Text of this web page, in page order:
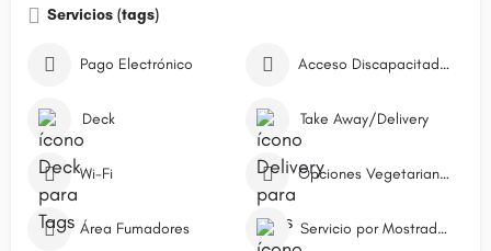
Servicios (tags)
Pago Electrónico Acceso Discapacitados
Deck Take Away/Delivery
Wi-Fi Opciones Vegetarianas
Área Fumadores Servicio por Mostrador/Caja